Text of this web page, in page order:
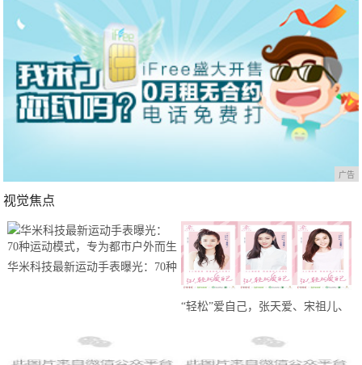
广告
视觉焦点
华米科技最新运动手表曝光：70种
“轻松”爱自己，张天爱、宋祖儿、